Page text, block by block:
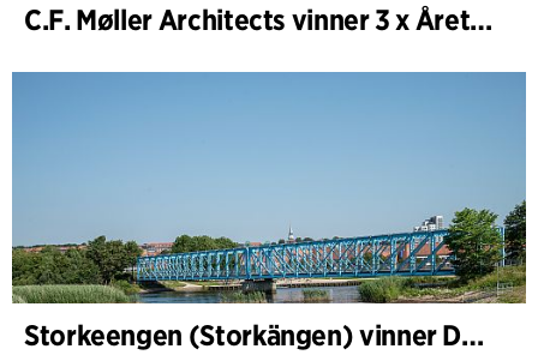
C.F. Møller Architects vinner 3 x Årets Byggnad 2025
Storkeengen (Storkängen) vinner DANVAs Klimatpris 2025 och bygger vidare på ett tidigare arkitektoniskt erkännande